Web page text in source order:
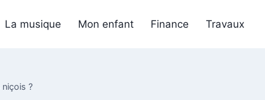
La musique Mon enfant Finance Travaux
niçois ?